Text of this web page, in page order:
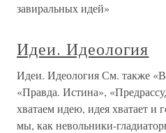
завиральных идей»
Идеи. Идеология
Идеи. Идеология См. также
«Правда. Истина»,
хватаем идею, идея хватает и
мы, как невольники-